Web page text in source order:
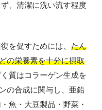
、清潔に洗い流す程度
を促すためには、 たん
の栄養素を十分に摂取
質はコラーゲン生成を
の合成に関与し、亜鉛
魚・大豆製品・野菜・